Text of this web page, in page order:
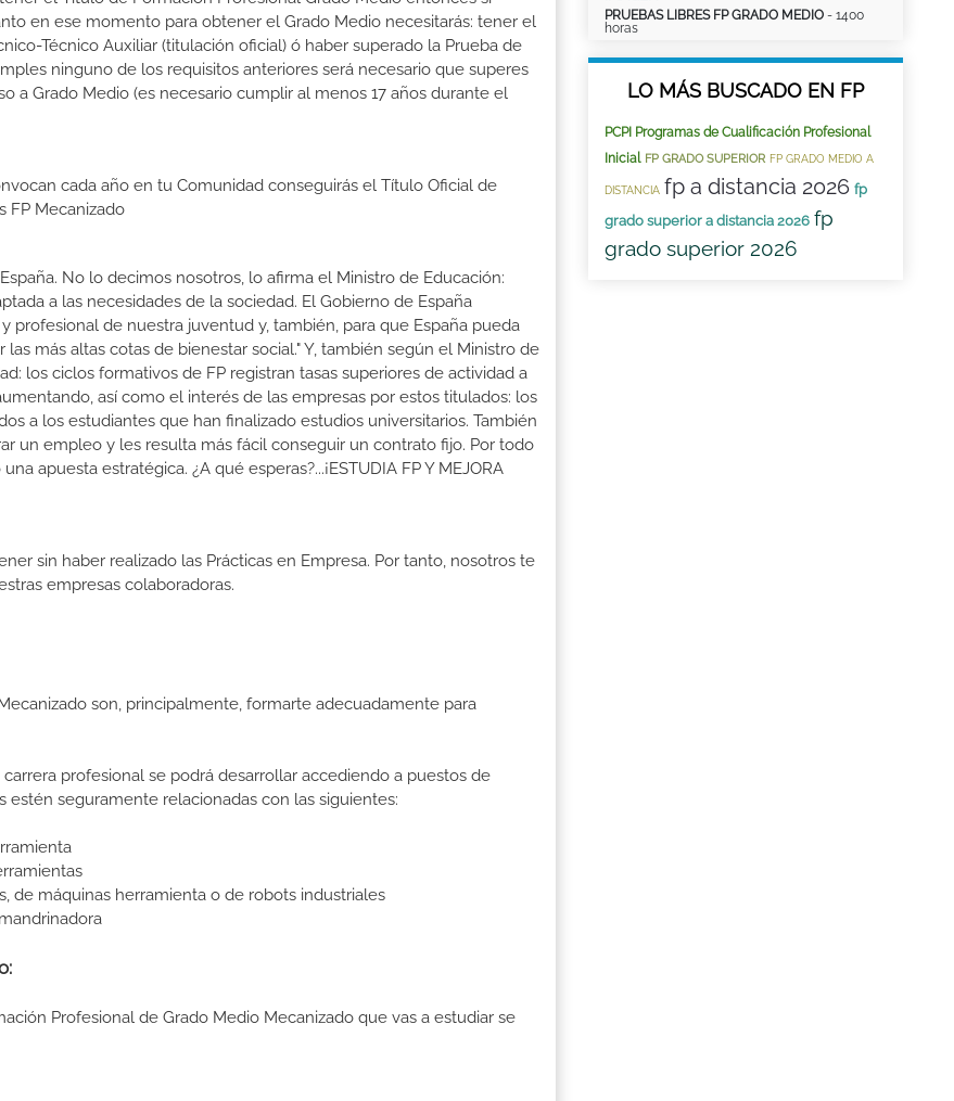
en ese momento para obtener el Grado Medio necesitarás: tener el
Técnico Auxiliar (titulación oficial) ó haber superado la Prueba de
ninguno de los requisitos anteriores será necesario que superes
a Grado Medio (es necesario cumplir al menos 17 años durante el
cada año en tu Comunidad conseguirás el Título Oficial de
FP Mecanizado
No lo decimos nosotros, lo afirma el Ministro de Educación:
a las necesidades de la sociedad. El Gobierno de España
profesional de nuestra juventud y, también, para que España pueda
más altas cotas de bienestar social." Y, también según el Ministro de
los ciclos formativos de FP registran tasas superiores de actividad a
así como el interés de las empresas por estos titulados: los
a los estudiantes que han finalizado estudios universitarios. También
un empleo y les resulta más fácil conseguir un contrato fijo. Por todo
apuesta estratégica. ¿A qué esperas?...¡ESTUDIA FP Y MEJORA
sin haber realizado las Prácticas en Empresa. Por tanto, nosotros te
empresas colaboradoras.
son, principalmente, formarte adecuadamente para
profesional se podrá desarrollar accediendo a puestos de
seguramente relacionadas con las siguientes:
de máquinas herramienta o de robots industriales
Profesional de Grado Medio Mecanizado que vas a estudiar se
PRUEBAS LIBRES FP GRADO MEDIO - 1400
horas
LO MÁS BUSCADO EN FP
PCPI Programas de Cualificación Profesional
Inicial FP GRADO SUPERIOR FP GRADO MEDIO A
DISTANCIA fp a distancia 2026 fp
grado superior a distancia 2026 fp
grado superior 2026